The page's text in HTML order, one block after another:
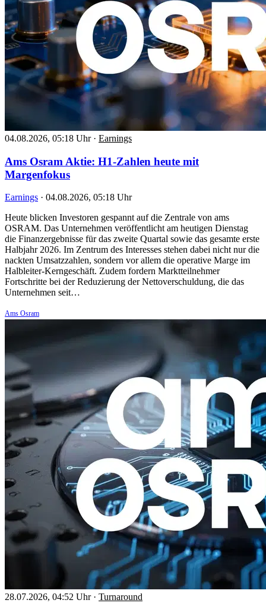
04.08.2026, 05:18 Uhr · Earnings
Ams Osram Aktie: H1-Zahlen heute mit
Margenfokus
Earnings · 04.08.2026, 05:18 Uhr
Heute blicken Investoren gespannt auf die Zentrale von ams
OSRAM. Das Unternehmen veröffentlicht am heutigen Dienstag
die Finanzergebnisse für das zweite Quartal sowie das gesamte erste
Halbjahr 2026. Im Zentrum des Interesses stehen dabei nicht nur die
nackten Umsatzzahlen, sondern vor allem die operative Marge im
Halbleiter-Kerngeschäft. Zudem fordern Marktteilnehmer
Fortschritte bei der Reduzierung der Nettoverschuldung, die das
Unternehmen seit…
Ams Osram
28.07.2026, 04:52 Uhr · Turnaround